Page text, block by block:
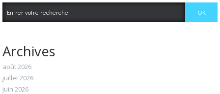
Archives
août 2026
juillet 2026
juin 2026